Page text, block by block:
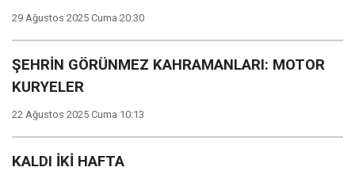
29 Ağustos 2025 Cuma 20:30
ŞEHRİN GÖRÜNMEZ KAHRAMANLARI: MOTOR
KURYELER
22 Ağustos 2025 Cuma 10:13
KALDI İKİ HAFTA